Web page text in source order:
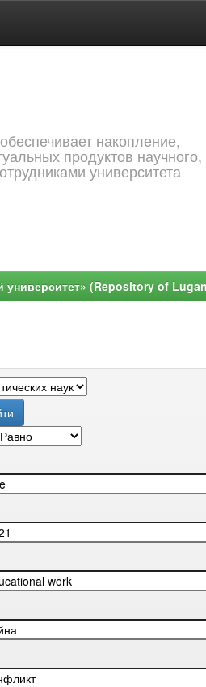
накопление,
продуктов научного,
университета
(Repository of